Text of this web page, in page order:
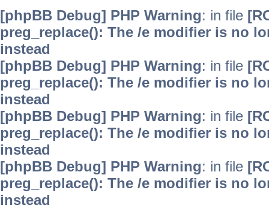
[phpBB Debug] PHP Warning: in file
preg_replace(): The /e modifier is no
instead
[phpBB Debug] PHP Warning: in file
preg_replace(): The /e modifier is no
instead
[phpBB Debug] PHP Warning: in file
preg_replace(): The /e modifier is no
instead
[phpBB Debug] PHP Warning: in file
preg_replace(): The /e modifier is no
instead